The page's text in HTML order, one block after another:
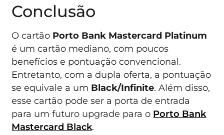
Conclusão
O cartão Porto Bank Mastercard Platinum
é um cartão mediano, com poucos
benefícios e pontuação convencional.
Entretanto, com a dupla oferta, a pontuação
se equivale a um Black/Infinite. Além disso,
esse cartão pode ser a porta de entrada
para um futuro upgrade para o Porto Bank
Mastercard Black.